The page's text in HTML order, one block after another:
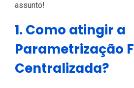
assunto!
1. Como atingir a
Parametrização
Centralizada?